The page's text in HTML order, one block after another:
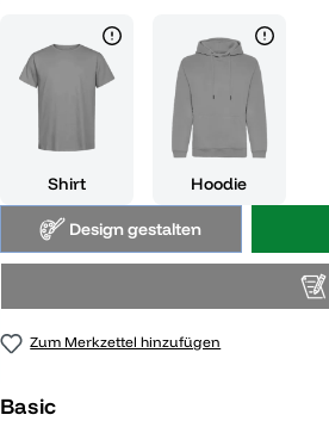
Shirt Hoodie
Design gestalten
Zum Merkzettel hinzufügen
Basic